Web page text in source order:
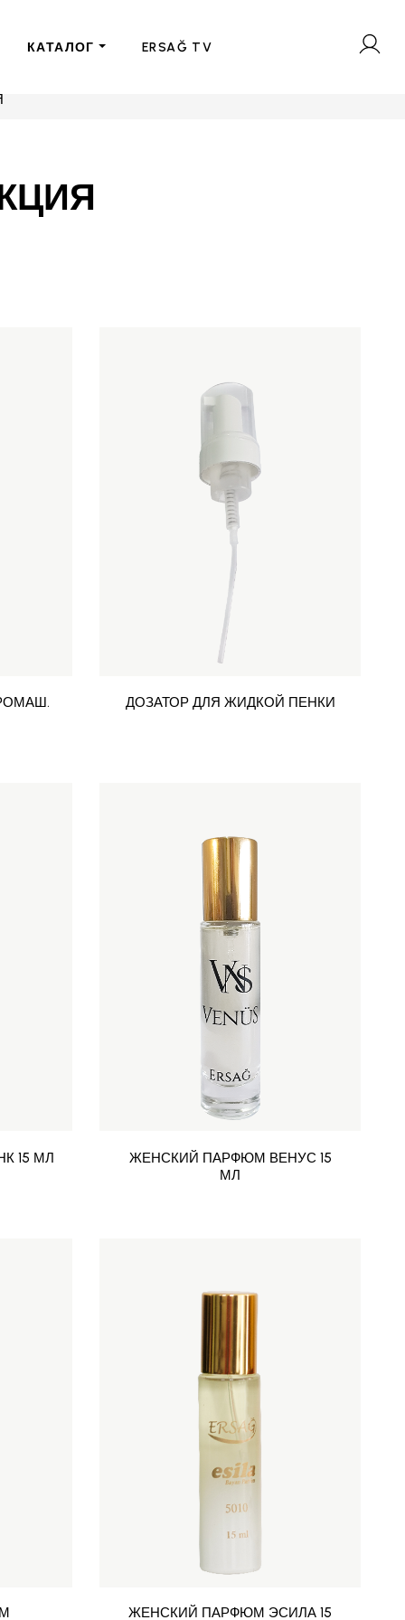
КАТАЛОГ ERSAĞ TV
ДОЗАТОР ДЛЯ ЖИДКОЙ ПЕНКИ
15 МЛ
ЖЕНСКИЙ ПАРФЮМ ВЕНУС 15
МЛ
ЖЕНСКИЙ ПАРФЮМ ЭСИЛА 15